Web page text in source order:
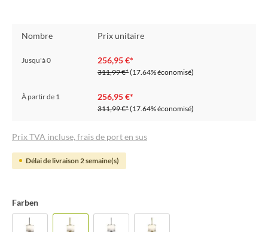
Nombre Prix unitaire
Jusqu'à0 256,95 €*
311,99 €*(17.64% économisé)
À partir de 1 256,95 €*
311,99 €*(17.64% économisé)
Prix TVA incluse, frais de port en sus
Délai de livraison 2 semaine(s)
Farben